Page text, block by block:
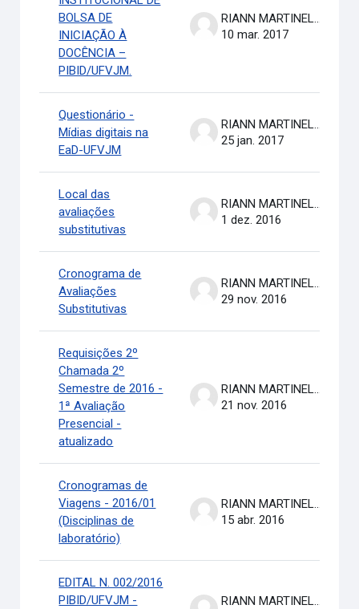
BOLSA DE
INICIAÇÃO À
DOCÊNCIA –
PIBID/UFVJM.
RIANN MARTINELLI BATISTA
10 mar. 2017
Questionário -
Mídias digitais na
EaD-UFVJM
RIANN MARTINELLI BATISTA
25 jan. 2017
Local das
avaliações
substitutivas
RIANN MARTINELLI BATISTA
1 dez. 2016
Cronograma de
Avaliações
Substitutivas
RIANN MARTINELLI BATISTA
29 nov. 2016
Requisições 2º
Chamada 2º
Semestre de 2016 -
1ª Avaliação
Presencial -
atualizado
RIANN MARTINELLI BATISTA
21 nov. 2016
Cronogramas de
Viagens - 2016/01
(Disciplinas de
laboratório)
RIANN MARTINELLI BATISTA
15 abr. 2016
EDITAL N. 002/2016
PIBID/UFVJM -
RIANN MARTINELLI BATISTA